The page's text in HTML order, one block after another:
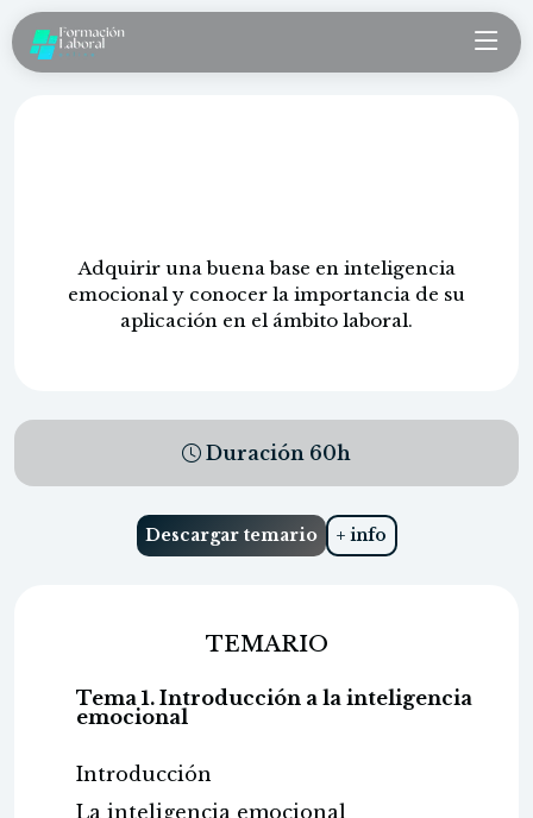
Adquirir una buena base en inteligencia
emocional y conocer la importancia de su
aplicación en el ámbito laboral.
Duración 60h
Descargar temario + info
TEMARIO
Tema 1. Introducción a la inteligencia
emocional
Introducción
La inteligencia emocional